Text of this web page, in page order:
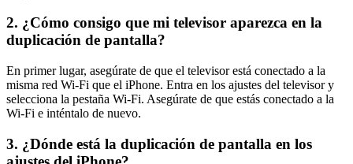
2. ¿Cómo consigo que mi televisor aparezca en la
duplicación de pantalla?
En primer lugar, asegúrate de que el televisor está conectado a la
misma red Wi-Fi que el iPhone. Entra en los ajustes del televisor y
selecciona la pestaña Wi-Fi. Asegúrate de que estás conectado a la
Wi-Fi e inténtalo de nuevo.
3. ¿Dónde está la duplicación de pantalla en los